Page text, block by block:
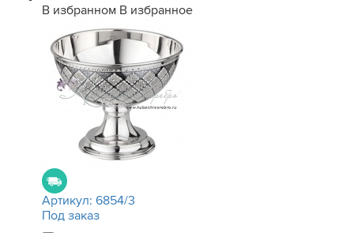
В избранном В избранное
Артикул: 6854/3
Под заказ